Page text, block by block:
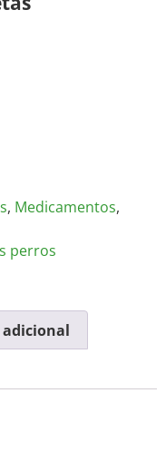
, Medicamentos,
perros